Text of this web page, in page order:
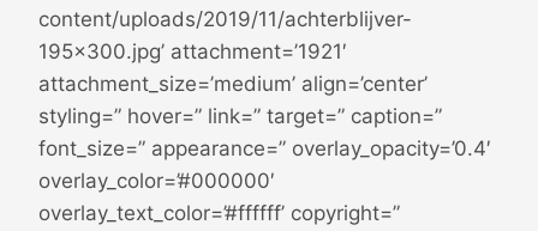
content/uploads/2019/11/achterblijver-
195×300.jpg’ attachment=’1921′
attachment_size=’medium’ align=’center’
styling=” hover=” link=” target=” caption=”
font_size=” appearance=” overlay_opacity=’0.4′
overlay_color=’#000000′
overlay_text_color=’#ffffff’ copyright=”